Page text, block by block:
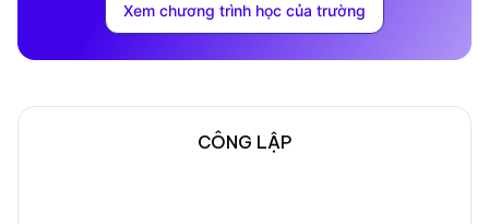
Xem chương trình học của trường
CÔNG LẬP